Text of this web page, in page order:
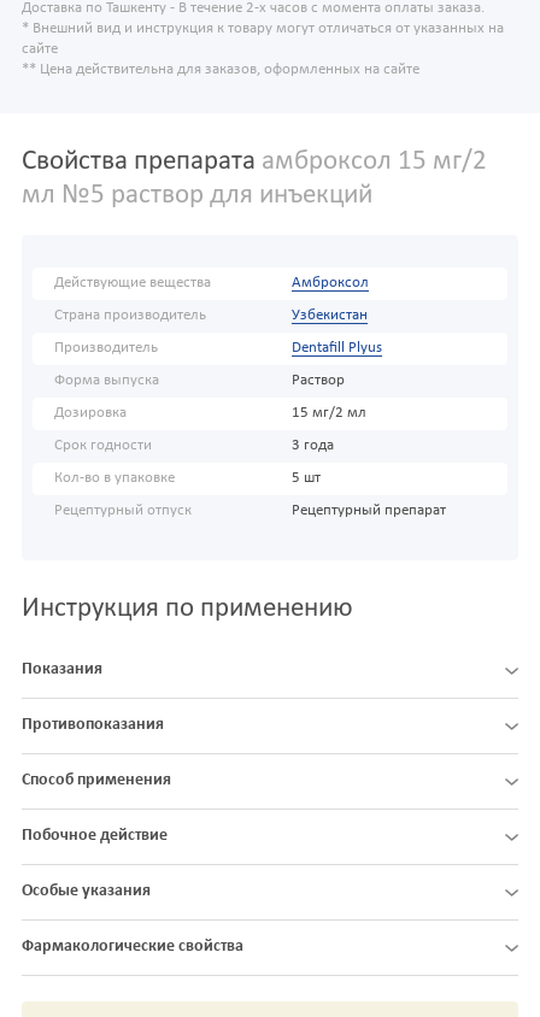
Доставка по Ташкенту - В течение 2-х часов с момента оплаты заказа.
* Внешний вид и инструкция к товару могут отличаться от указанных на
сайте
** Цена действительна для заказов, оформленных на сайте
Свойства препарата амброксол 15 мг/2
мл №5 раствор для инъекций
Действующие вещества Амброксол
Страна производитель Узбекистан
Производитель Dentafill Plyus
Форма выпуска Раствор
Дозировка 15 мг/2 мл
Срок годности 3 года
Кол-во в упаковке 5 шт
Рецептурный отпуск Рецептурный препарат
Инструкция по применению
Показания
Противопоказания
Способ применения
Побочное действие
Особые указания
Фармакологические свойства